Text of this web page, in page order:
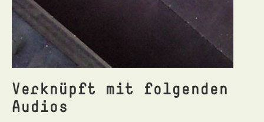
Verknüpft mit folgenden
Audios